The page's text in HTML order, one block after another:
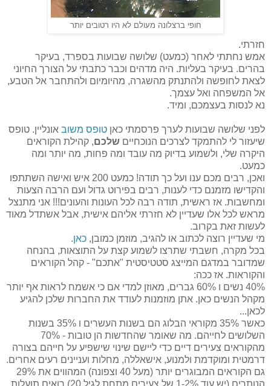
חופי ברצלונה מעולם לא היו רטובים יותר
חזרתי.
אמש נחתתי לאחר (כמעט) שלושה שבועות בספרד, בעיקר
בהרים. בעיקר בעליות. היה מדהים וכבר כתבתי על הצורך החיוני
לצאת לחופשה ולהתנתק מהשגרה, מהיומיום ולהתחבר אל הטבע,
אל המשפחה ואל עצמך.
נא לנסות בעצמכם, ומיד.
לפני שלושה שבועות לערך פרסמתי כאן טופס משוב אונליין. טופס
שיעזור לי להתמקד לצרכים הנוכחיים שלכם, קהילת הקוראים
היקרה שלי, ולשמוע בדיוק מה עובד ומה פחות, מה יותר ומה
כמעט.
ואכן, רבים מכם ענו ועל כך תודה! כמעט 200 איש ואישה השתתפו
והקדישו מזמנם כדי לענות, רבים בפירוט גדול ועם הרבה הצעות
ומחשבות. אז ראשית, תודה רבה לכל העונות והעונים!!! אני מתנצל
מראש לכל אלו שעדיין לא חזרתי אליהם אישית, אבל אשתדל מאוד
לעשות זאת בקרוב.
מי שעדיין רוצה לכתוב או להגיב, מוזמן כמובן, כאן.
בכל מקרה, חשבתי שתרצו לשמוע קצת על התוצאות, בהנחה
שמדובר במדגם המייצג סטטיסטית "אתכם" - קהל הקוראים
והקוראות. אז ככה:
40% נשים ו 60% גברים, מאוזן למדי אם כי אשמח לראות אף יותר
מקהל הנשים כאן. אתן מוזמנות לעודד את החברות שלכן להגיע
לכאן...
כאשר 35% מקוראי הבלוג הם בשנות העשרים ו 35% בשנות
השלושים לחייהם. מה שאומר שהחדשות הן טובות - 70%
מהקוראים צעירים דיים כדי ליישם שינוי שישפיע על חייהם בצורה
דרמטית ומוקדמת ולמנוע, אישאללה, מחלות ועניינים רעים אחרים.
גם הקוראים המבוגרים יותר (מעל 40 וצפונה) המהווים את 29%
הנותרים (יש עוד 1-2% של צעירים מתחת לגיל 20) רואים תועלות